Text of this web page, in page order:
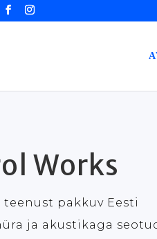
Works
pakkuv Eesti
ja akustikaga